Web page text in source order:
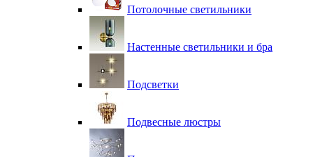
Потолочные светильники
Настенные светильники и бра
Подсветки
Подвесные люстры